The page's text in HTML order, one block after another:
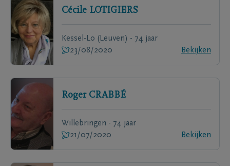
Cécile LOTIGIERS
Kessel-Lo (Leuven) - 74 jaar
23/08/2020
Bekijken
Roger CRABBÉ
Willebringen - 74 jaar
21/07/2020
Bekijken